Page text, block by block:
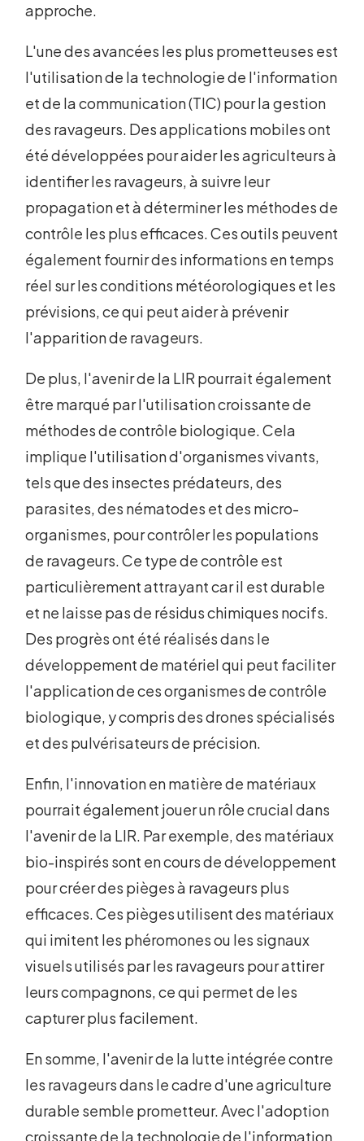
approche.
L'une des avancées les plus prometteuses est
l'utilisation de la technologie de l'information
et de la communication (TIC) pour la gestion
des ravageurs. Des applications mobiles ont
été développées pour aider les agriculteurs à
identifier les ravageurs, à suivre leur
propagation et à déterminer les méthodes de
contrôle les plus efficaces. Ces outils peuvent
également fournir des informations en temps
réel sur les conditions météorologiques et les
prévisions, ce qui peut aider à prévenir
l'apparition de ravageurs.
De plus, l'avenir de la LIR pourrait également
être marqué par l'utilisation croissante de
méthodes de contrôle biologique. Cela
implique l'utilisation d'organismes vivants,
tels que des insectes prédateurs, des
parasites, des nématodes et des micro-
organismes, pour contrôler les populations
de ravageurs. Ce type de contrôle est
particulièrement attrayant car il est durable
et ne laisse pas de résidus chimiques nocifs.
Des progrès ont été réalisés dans le
développement de matériel qui peut faciliter
l'application de ces organismes de contrôle
biologique, y compris des drones spécialisés
et des pulvérisateurs de précision.
Enfin, l'innovation en matière de matériaux
pourrait également jouer un rôle crucial dans
l'avenir de la LIR. Par exemple, des matériaux
bio-inspirés sont en cours de développement
pour créer des pièges à ravageurs plus
efficaces. Ces pièges utilisent des matériaux
qui imitent les phéromones ou les signaux
visuels utilisés par les ravageurs pour attirer
leurs compagnons, ce qui permet de les
capturer plus facilement.
En somme, l'avenir de la lutte intégrée contre
les ravageurs dans le cadre d'une agriculture
durable semble prometteur. Avec l'adoption
croissante de la technologie de l'information